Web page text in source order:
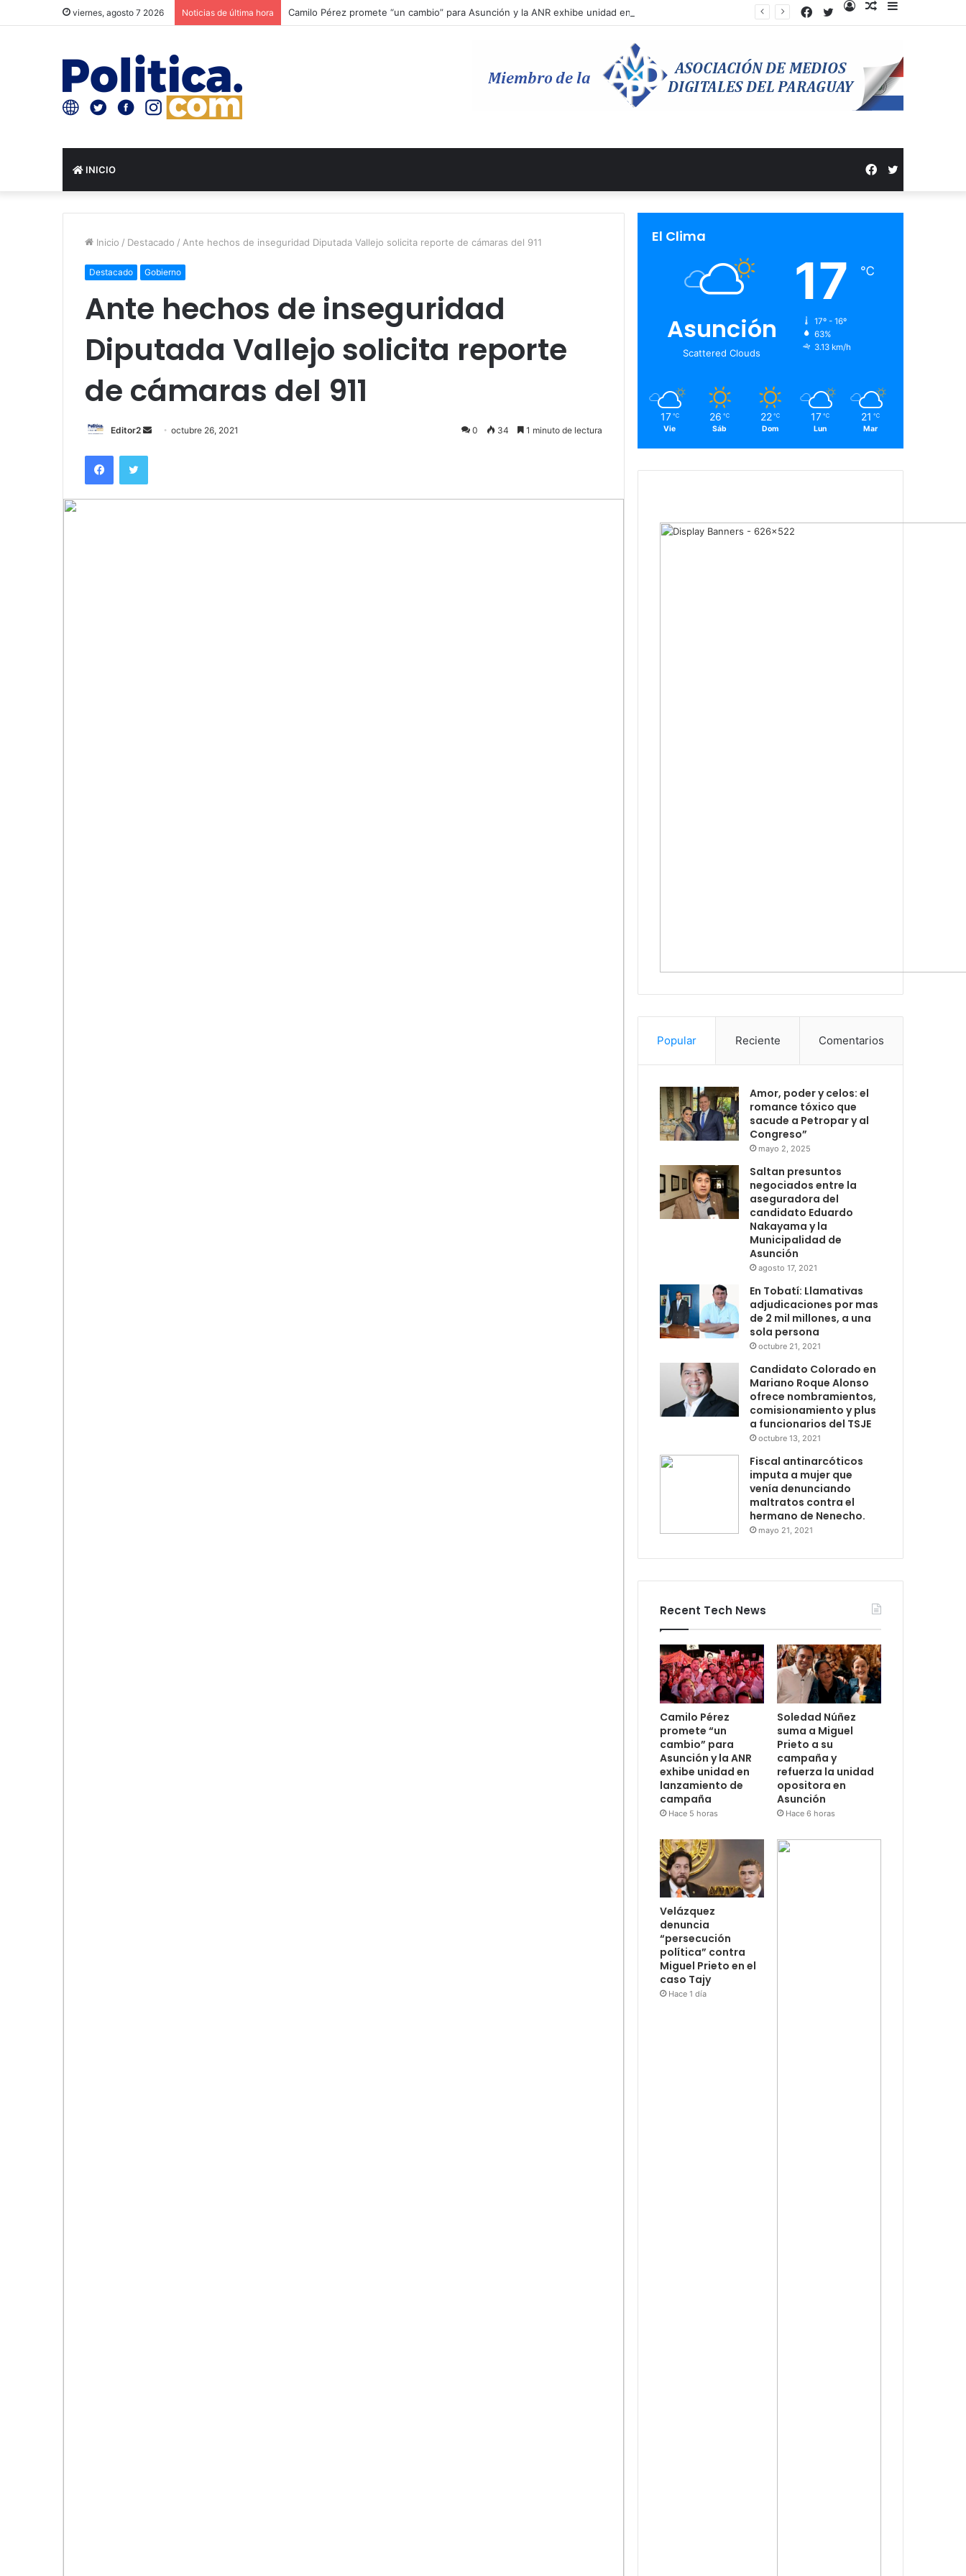
viernes, agosto 7 2026 Noticias de última hora Camilo Pérez promete “un cambio” para Asunción y la ANR exhibe unidad en lanzamiento de campaña
Barra
Publicación
azar
Acceso
Twitter
Facebook
INICIO Twitter
Facebook
Inicio / Destacado / Ante hechos de inseguridad Diputada Vallejo solicita reporte de cámaras del 911
Destacado Gobierno
Ante hechos de inseguridad
Diputada Vallejo solicita reporte
de cámaras del 911
Editor2
Sendoctubre 26, 2021 0 34 1 minuto de lectura
FacebookTwitter
El Clima
Asunción
Scattered Clouds
17 ℃
17º - 16º
63%
3.13 km/h
17 ℃
Vie
26 ℃
Sáb
22 ℃
Dom
17 ℃
Lun
21 ℃
Mar
Popular Reciente Comentarios
Amor, poder y celos: el
romance tóxico que
sacude a Petropar y al
Congreso”
mayo 2, 2025
Saltan presuntos
negociados entre la
aseguradora del
candidato Eduardo
Nakayama y la
Municipalidad de
Asunción
agosto 17, 2021
En Tobatí: Llamativas
adjudicaciones por mas
de 2 mil millones, a una
sola persona
octubre 21, 2021
Candidato Colorado en
Mariano Roque Alonso
ofrece nombramientos,
comisionamiento y plus
a funcionarios del TSJE
octubre 13, 2021
Fiscal antinarcóticos
imputa a mujer que
venía denunciando
maltratos contra el
hermano de Nenecho.
mayo 21, 2021
Recent Tech News
Camilo Pérez
promete “un
cambio” para
Asunción y la ANR
exhibe unidad en
lanzamiento de
campaña
Hace 5 horas
Soledad Núñez
suma a Miguel
Prieto a su
campaña y
refuerza la unidad
opositora en
Asunción
Hace 6 horas
Velázquez
denuncia
“persecución
política” contra
Miguel Prieto en el
caso Tajy
Hace 1 día